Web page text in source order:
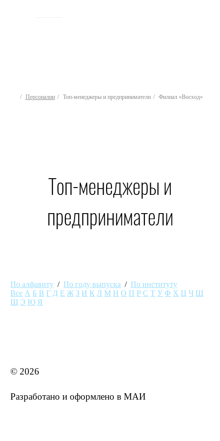
Персоналии Топ-менеджеры и предприниматели Филиал «Восход»
Топ-менеджеры и
предприниматели
По алфавиту /По году выпуска /По институту
Все А Б В Г Д Е Ж З И К Л М Н О П Р С Т У Ф Х Ц Ч Ш
Щ Э Ю Я
© 2026
Разработано и оформлено в МАИ